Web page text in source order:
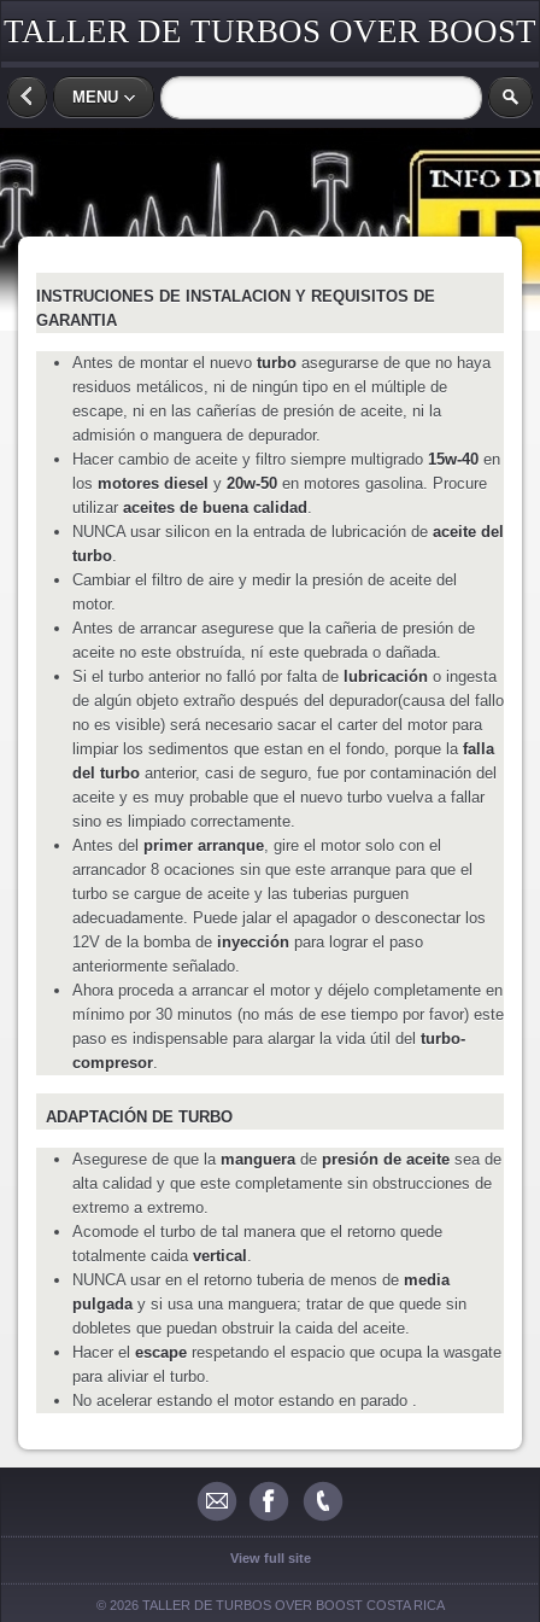
TALLER DE TURBOS OVER BOOST
COSTA RICA
MENU
INSTRUCIONES DE INSTALACION Y REQUISITOS DE
GARANTIA
Antes de montar el nuevo turbo asegurarse de que no haya
residuos metálicos, ni de ningún tipo en el múltiple de
escape, ni en las cañerías de presión de aceite, ni la
admisión o manguera de depurador.
Hacer cambio de aceite y filtro siempre multigrado 15w-40 en
los motores diesel y 20w-50 en motores gasolina. Procure
utilizar aceites de buena calidad .
NUNCA usar silicon en la entrada de lubricación de aceite del
turbo.
Cambiar el filtro de aire y medir la presión de aceite del
motor.
Antes de arrancar asegurese que la cañeria de presión de
aceite no este obstruída, ní este quebrada o dañada.
Si el turbo anterior no falló por falta de lubricación o ingesta
de algún objeto extraño después del depurador(causa del fallo
no es visible) será necesario sacar el carter del motor para
limpiar los sedimentos que estan en el fondo, porque la falla
del turbo anterior, casi de seguro, fue por contaminación del
aceite y es muy probable que el nuevo turbo vuelva a fallar
sino es limpiado correctamente.
Antes del primer arranque, gire el motor solo con el
arrancador 8 ocaciones sin que este arranque para que el
turbo se cargue de aceite y las tuberias purguen
adecuadamente. Puede jalar el apagador o desconectar los
12V de la bomba de inyección para lograr el paso
anteriormente señalado.
Ahora proceda a arrancar el motor y déjelo completamente en
mínimo por 30 minutos (no más de ese tiempo por favor) este
paso es indispensable para alargar la vida útil del turbo-
compresor.
ADAPTACIÓN DE TURBO
Asegurese de que la manguerade presión de aceite sea de
alta calidad y que este completamente sin obstrucciones de
extremo a extremo.
Acomode el turbo de tal manera que el retorno quede
totalmente caida vertical .
NUNCA usar en el retorno tuberia de menos de media
pulgaday si usa una manguera; tratar de que quede sin
dobletes que puedan obstruir la caida del aceite.
Hacer el escape respetando el espacio que ocupa la wasgate
para aliviar el turbo.
No acelerar estando el motor estando en parado .
View full site
© 2026 TALLER DE TURBOS OVER BOOST COSTA RICA